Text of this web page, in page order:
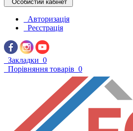
Особистий кабінет
Авторизація
Реєстрація
Закладки 0
Порівняння товарів 0